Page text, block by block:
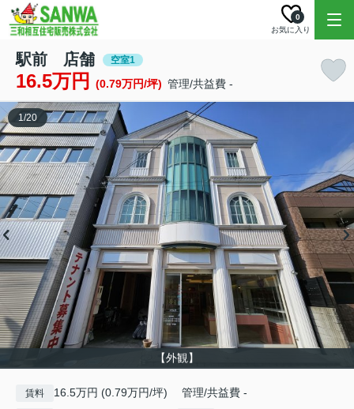
お気に入り
0
駅前 店舗 空室1
16.5万円 (0.79万円/坪) 管理/共益費 -
【外観】
1/20
賃料 16.5万円 (0.79万円/坪) 管理/共益費 -